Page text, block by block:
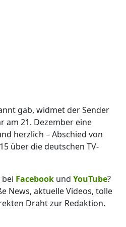
gab, widmet der Sender
am 21. Dezember eine
herzlich – Abschied von
über die deutschen TV-
Facebook und YouTube?
News, aktuelle Videos, tolle
Draht zur Redaktion.